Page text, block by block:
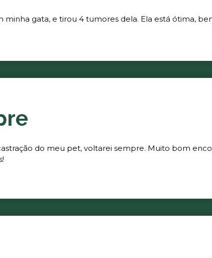
gata, e tirou 4 tumores dela. Ela está ótima,
do meu pet, voltarei sempre. Muito bom